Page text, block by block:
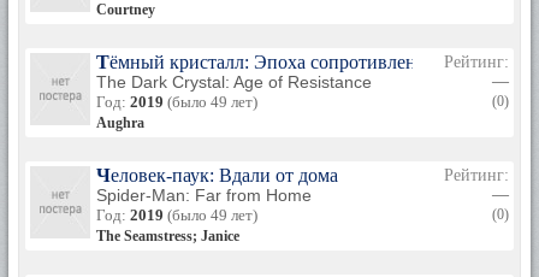
Courtney
Тёмный кристалл: Эпоха сопротивления
The Dark Crystal: Age of Resistance
Год: 2019 (было 49 лет)
Aughra
Рейтинг:
—
(0)
Человек-паук: Вдали от дома
Spider-Man: Far from Home
Год: 2019 (было 49 лет)
The Seamstress; Janice
Рейтинг:
—
(0)